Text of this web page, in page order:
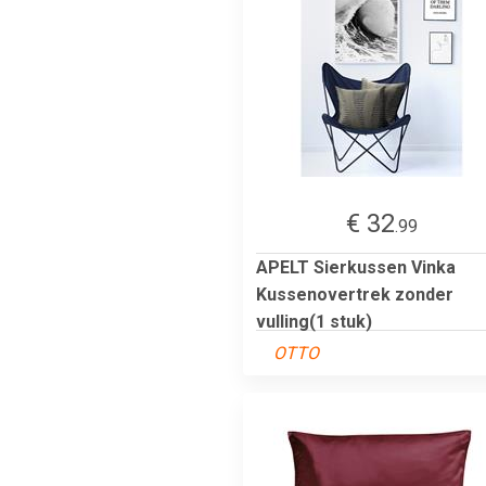
€ 32.99
APELT Sierkussen Vinka
Kussenovertrek zonder
vulling(1 stuk)
OTTO